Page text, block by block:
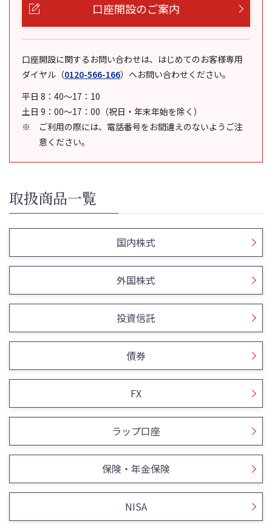
口座開設のご案内
口座開設に関するお問い合わせは、はじめてのお客様専用
ダイヤル （0120-566-166） へお問い合わせください。
平日 8：40～17：10
土日 9：00～17：00（祝日・年末年始を除く）
ご利用の際には、電話番号をお間違えのないようご注
意ください。
取扱商品一覧
国内株式
外国株式
投資信託
債券
FX
ラップ口座
保険・年金保険
NISA